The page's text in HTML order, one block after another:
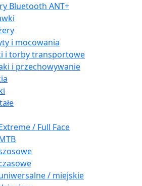
Bluetooth ANT+
i mocowania
i torby transportowe
i przechowywanie
/ Full Face
/ miejskie